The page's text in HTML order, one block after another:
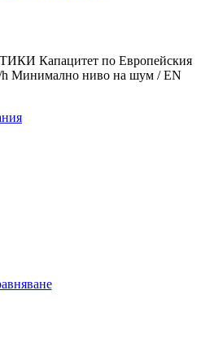
Капацитет по Европейския
h Минимално ниво на шум / EN